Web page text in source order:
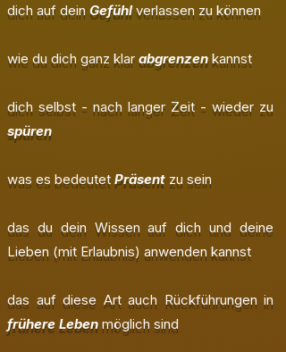
​dich auf dein Gefühlverlassen zu können
wie du dich ganz klar abgrenzen kannst
dich selbst - nach langer Zeit - wieder zu
spüren
was es bedeutet Präsent zu sein
das du dein Wissen auf dich und deine
Lieben (mit Erlaubnis) anwenden kannst
das auf diese Art auch Rückführungen in
frühere Leben möglich sind